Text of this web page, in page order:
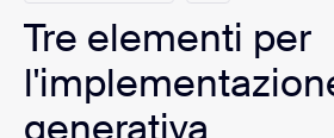
Tre elementi per